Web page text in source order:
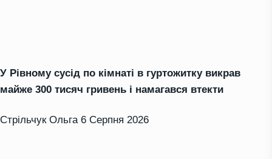
У Рівному сусід по кімнаті в гуртожитку викрав
майже 300 тисяч гривень і намагався втекти
Стрільчук Ольга 6 Серпня 2026